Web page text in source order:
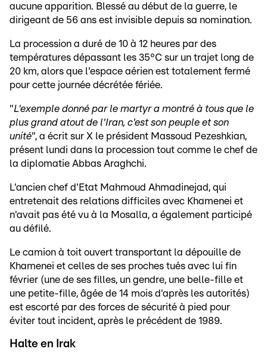
aucune apparition. Blessé au début de la guerre, le
dirigeant de 56 ans est invisible depuis sa nomination.
La procession a duré de 10 à 12 heures par des
températures dépassant les 35°C sur un trajet long de
20 km, alors que l'espace aérien est totalement fermé
pour cette journée décrétée fériée.
"L'exemple donné par le martyr a montré à tous que le
plus grand atout de l'Iran, c'est son peuple et son
unité", a écrit sur X le président Massoud Pezeshkian,
présent lundi dans la procession tout comme le chef de
la diplomatie Abbas Araghchi.
L'ancien chef d'Etat Mahmoud Ahmadinejad, qui
entretenait des relations difficiles avec Khamenei et
n'avait pas été vu à la Mosalla, a également participé
au défilé.
Le camion à toit ouvert transportant la dépouille de
Khamenei et celles de ses proches tués avec lui fin
février (une de ses filles, un gendre, une belle-fille et
une petite-fille, âgée de 14 mois d'après les autorités)
est escorté par des forces de sécurité à pied pour
éviter tout incident, après le précédent de 1989.
Halte en Irak